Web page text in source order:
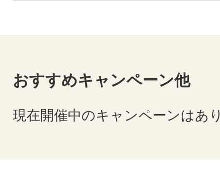
おすすめキャンペーン他
現在開催中のキャンペーンはあ